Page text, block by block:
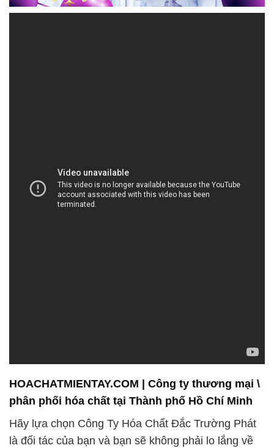
HOACHATMIENTAY.COM | Công ty thương mại \
phân phối hóa chất tại Thành phố Hồ Chí Minh
Hãy lựa chọn Công Ty Hóa Chất Đắc Trường Phát
là đối tác của bạn và bạn sẽ không phải lo lắng về